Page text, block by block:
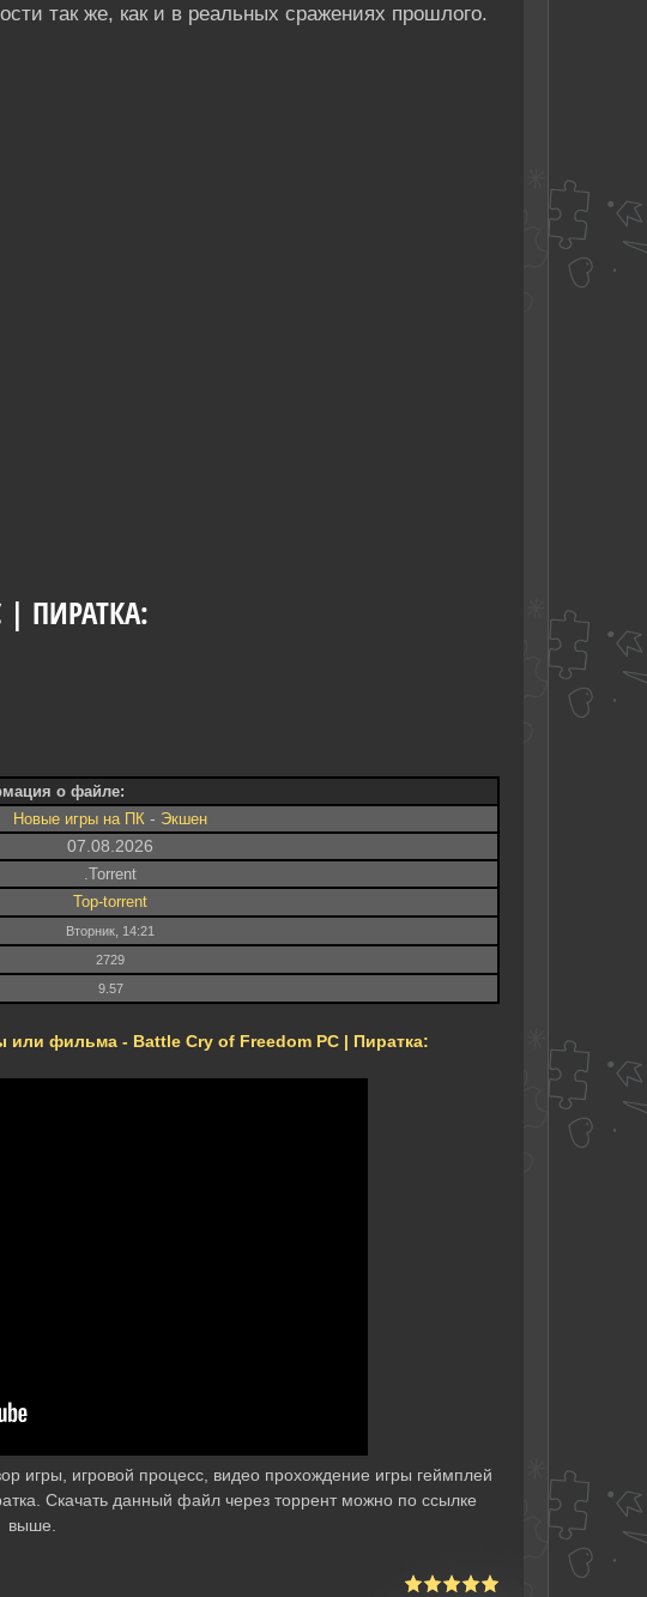
так же, как и в реальных сражениях прошлого.
| ПИРАТКА:
о файле:
Новые игры на ПК - Экшен
07.08.2026
.Torrent
Top-torrent
Вторник, 14:21
2729
9.57
или фильма - Battle Cry of Freedom PC | Пиратка:
игры, игровой процесс, видео прохождение игры геймплей
Скачать данный файл через торрент можно по ссылке
выше.